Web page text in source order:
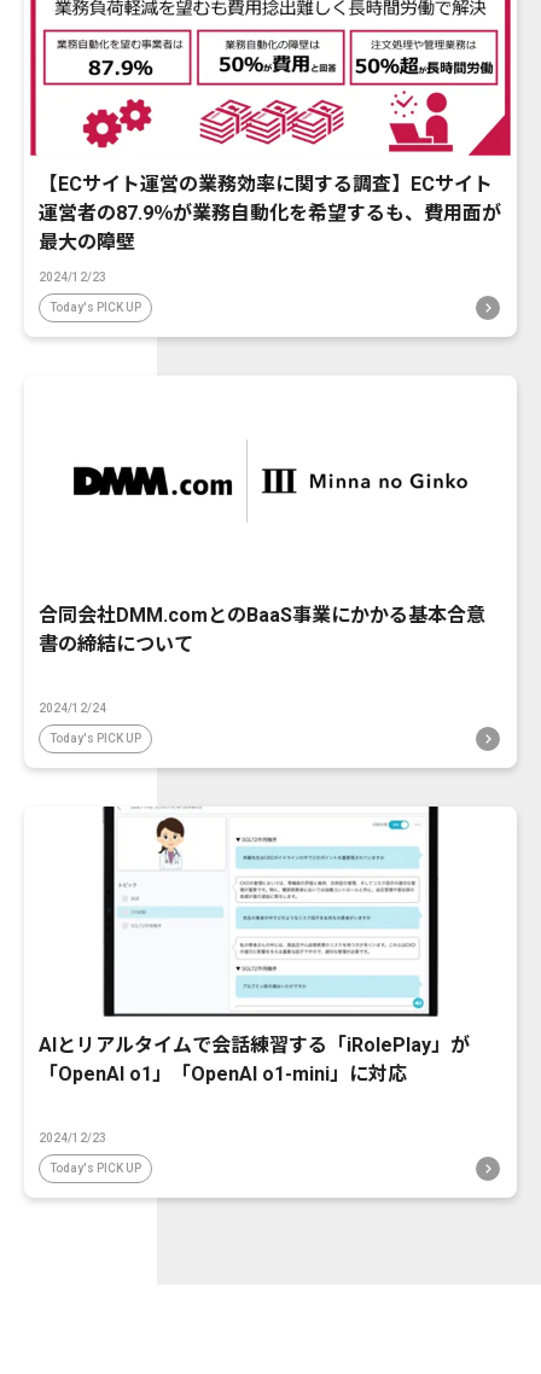
【ECサイト運営の業務効率に関する調査】ECサイト
運営者の87.9％が業務自動化を希望するも、費用面が
最大の障壁
2024/12/23
Today's PICK UP
合同会社DMM.comとのBaaS事業にかかる基本合意
書の締結について
2024/12/24
Today's PICK UP
AIとリアルタイムで会話練習する「iRolePlay」が
「OpenAI o1」「OpenAI o1-mini」に対応
2024/12/23
Today's PICK UP